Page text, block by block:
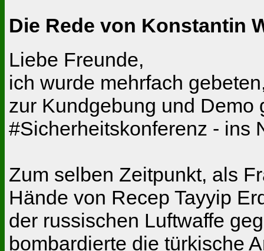
Die Rede von Konstantin
Liebe Freunde,
ich wurde mehrfach
zur Kundgebung und Demo
#Sicherheitskonferenz - ins
Zum selben Zeitpunkt, als
Hände von Recep Tayyip
der russischen Luftwaffe
bombardierte die türkische